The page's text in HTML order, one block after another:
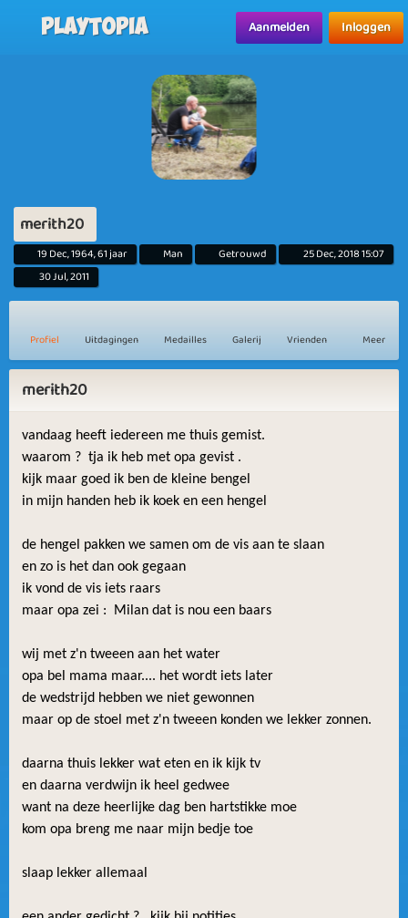
Playtopia Aanmelden Inloggen
merith20
19 Dec, 1964, 61 jaar Man Getrouwd
25 Dec, 2018 15:07
30 Jul, 2011
Profiel Uitdagingen Medailles Galerij Vrienden Meer
merith20
vandaag heeft iedereen me thuis gemist.
waarom ? tja ik heb met opa gevist .
kijk maar goed ik ben de kleine bengel
in mijn handen heb ik koek en een hengel
de hengel pakken we samen om de vis aan te slaan
en zo is het dan ook gegaan
ik vond de vis iets raars
maar opa zei : Milan dat is nou een baars
wij met z'n tweeen aan het water
opa bel mama maar.... het wordt iets later
de wedstrijd hebben we niet gewonnen
maar op de stoel met z'n tweeen konden we lekker zonnen.
daarna thuis lekker wat eten en ik kijk tv
en daarna verdwijn ik heel gedwee
want na deze heerlijke dag ben hartstikke moe
kom opa breng me naar mijn bedje toe
slaap lekker allemaal